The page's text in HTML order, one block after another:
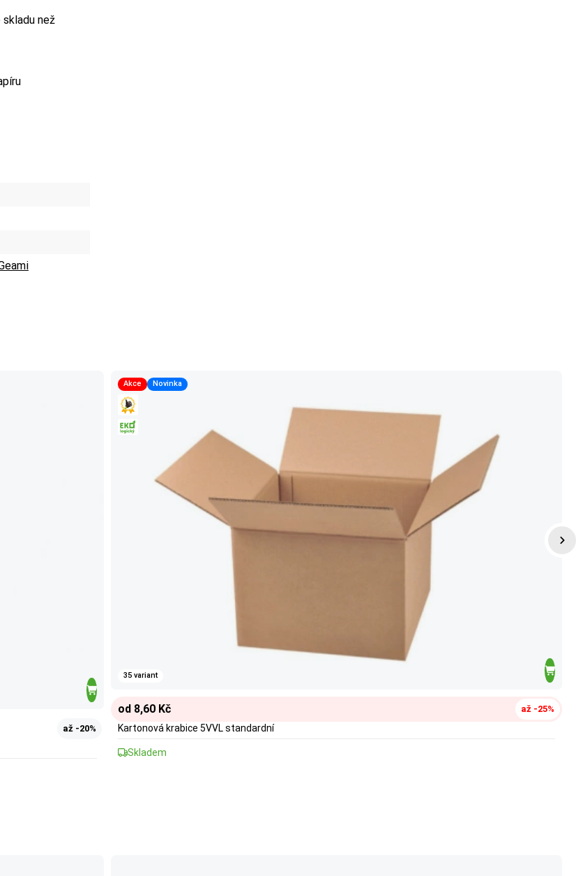
než
až -20%
Akce Novinka
35 variant
od 8,60 Kč až -25%
Kartonová krabice 5VVL standardní
Skladem